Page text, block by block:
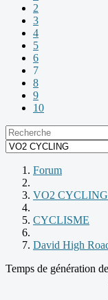
2
3
4
5
6
7
8
9
10
Forum
VO2 CYCLING
CYCLISME
David High
Temps de génération